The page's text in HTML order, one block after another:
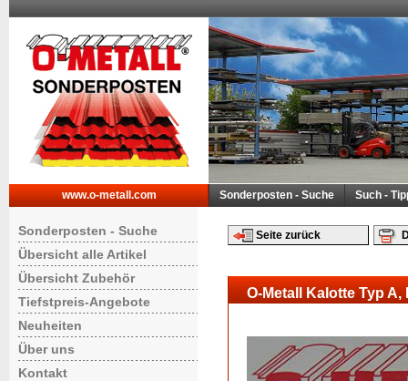
www.o-metall.com Sonderposten - Suche Such -
Sonderposten - Suche
Übersicht alle Artikel
Übersicht Zubehör
Tiefstpreis-Angebote
Neuheiten
Über uns
Kontakt
Seite zurück
O-Metall Kalotte Typ